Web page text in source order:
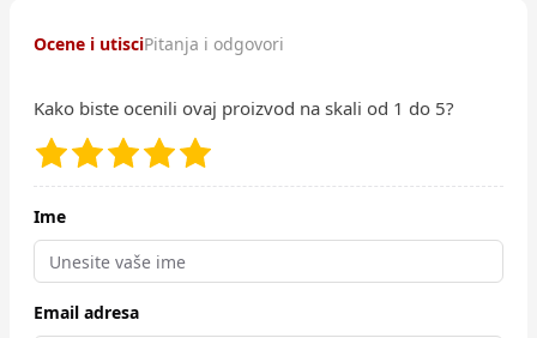
Ocene i utisciPitanja i odgovori
Kako biste ocenili ovaj proizvod na skali od 1 do 5?
Ime
Email adresa